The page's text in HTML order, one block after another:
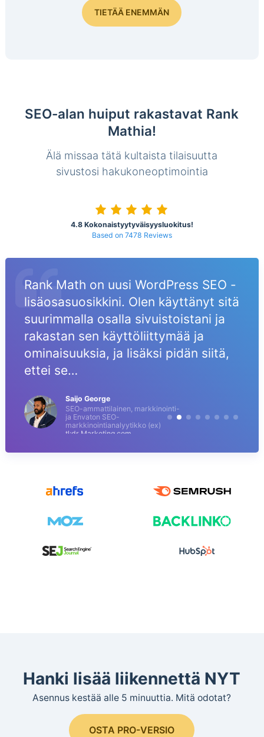
TIETÄÄ ENEMMÄN
SEO-alan huiput rakastavat Rank
Mathia!
Älä missaa tätä kultaista tilaisuutta
sivustosi hakukoneoptimointia
4.8 Kokonaistyytyväisyysluokitus!
Based on 7478 Reviews
Rank Math on uusi WordPress SEO -
lisäosasuosikkini. Olen käyttänyt sitä
suurimmalla osalla sivuistoistani ja
rakastan sen käyttöliittymää ja
ominaisuuksia, ja lisäksi pidän siitä,
ettei se…
Saijo George
SEO-ammattilainen, markkinointi-
ja Envaton SEO-
markkinointianalyytikko (ex)
tl;dr Marketing.com
Hanki lisää liikennettä NYT
Asennus kestää alle 5 minuuttia. Mitä odotat?
OSTA PRO-VERSIO